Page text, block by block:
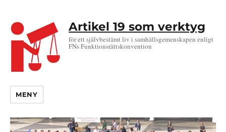
Artikel 19 som verktyg
för ett självbestämt liv i samhällsgemenskapen enligt
FNs Funktionsrättskonvention
MENY